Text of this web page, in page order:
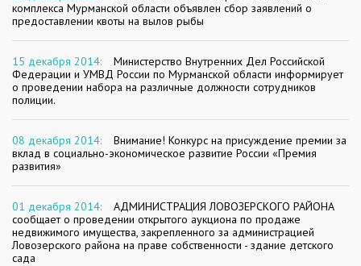
комплекса Мурманской области объявлен сбор заявлений о
предоставлении квоты на вылов рыбы
15 декабря 2014:
Министерство Внутренних Дел Российской
Федерации и УМВД России по Мурманской области информирует
о проведении набора на различные должности сотрудников
полиции.
08 декабря 2014:
Внимание! Конкурс на присуждение премии за
вклад в социально-экономическое развитие России «Премия
развития»
01 декабря 2014:
АДМИНИСТРАЦИЯ ЛОВОЗЕРСКОГО РАЙОНА
сообщает о проведении открытого аукциона по продаже
недвижимого имущества, закрепленного за администрацией
Ловозерского района на праве собственности - здание детского
сада